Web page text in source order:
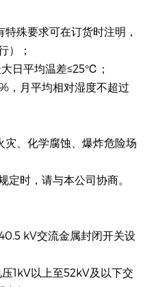
殊要求可在订货时注明，
）；
日平均温差≤25℃；
，月平均相对湿度不超过
灾、化学腐蚀、爆炸危险场
定时，请与本公司协商。
kV交流金属封闭开关设
1kV以上至52kV及以下交